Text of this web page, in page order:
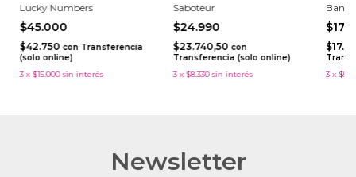
Lucky Numbers
$45.000
$42.750 con Transferencia
(solo online)
3 x $15.000 sin interés
Saboteur
$24.990
$23.740,50 con
Transferencia (solo online)
3 x $8.330 sin interés
3 x
Newsletter